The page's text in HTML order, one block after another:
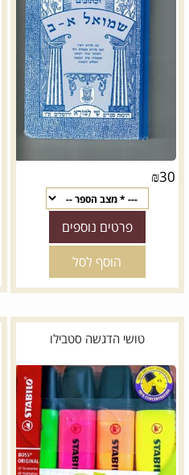
₪30
פרטים נוספים
הוסף לסל
טושי הדגשה סטבילו